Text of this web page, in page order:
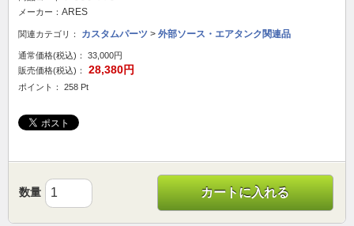
メーカー： ARES
関連カテゴリ： カスタムパーツ > 外部ソース・エアタンク関連品
通常価格(税込)：
33,000円
販売価格(税込)：
28,380円
ポイント： 258 Pt
数量 カートに入れる